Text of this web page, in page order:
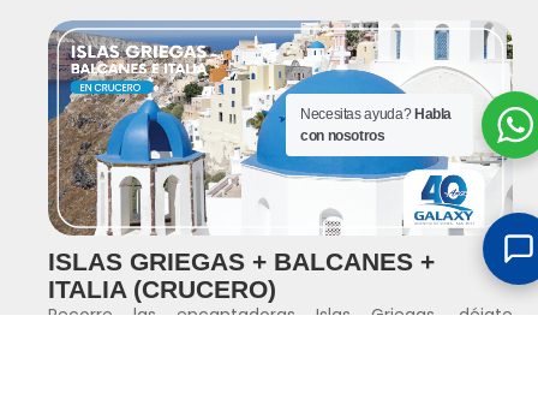
ISLAS GRIEGAS + BALCANES +
ITALIA (CRUCERO)
Recorre las encantadoras Islas Griegas, déjate
Necesitas ayuda? Habla
con nosotros